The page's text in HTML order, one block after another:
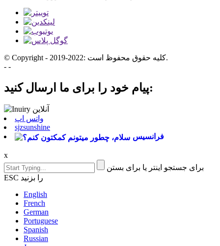
© Copyright - 2019-2022: کلیه حقوق محفوظ است.
- -
پیام خود را برای ما ارسال کنید:
واتس اپ
sjzsunshine
فرانسیس
x
برای جستجو اینتر یا برای بستن
ESC را بزنید
English
French
German
Portuguese
Spanish
Russian